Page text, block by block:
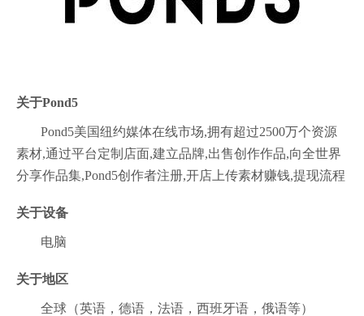
关于Pond5
Pond5美国纽约媒体在线市场,拥有超过2500万个资源
素材,通过平台定制店面,建立品牌,出售创作作品,向全世界
分享作品集,Pond5创作者注册,开店上传素材赚钱,提现流程
关于设备
电脑
关于地区
全球（英语，德语，法语，西班牙语，俄语等）